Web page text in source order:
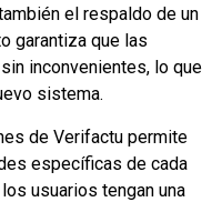
el respaldo de un
garantiza que las
inconvenientes, lo que
sistema.
de Verifactu permite
específicas de cada
usuarios tengan una